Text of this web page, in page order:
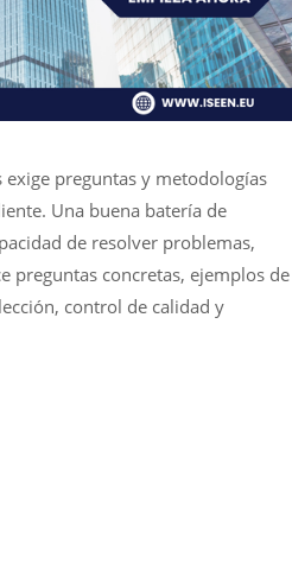
exige preguntas y metodologías
Una buena batería de
de resolver problemas,
preguntas concretas, ejemplos de
control de calidad y